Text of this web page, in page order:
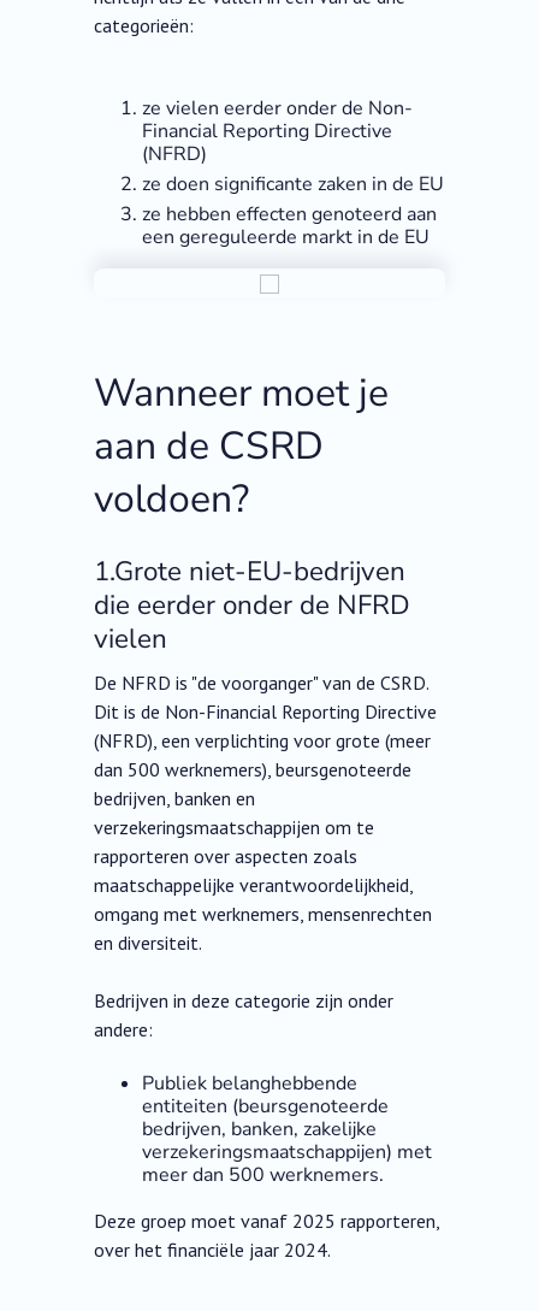
categorieën:
ze vielen eerder onder de Non-
Financial Reporting Directive
(NFRD)
ze doen significante zaken in de EU‍
ze hebben effecten genoteerd aan
een gereguleerde markt in de EU
Wanneer moet je
aan de CSRD
voldoen?
1.Grote niet-EU-bedrijven
die eerder onder de NFRD
vielen
De NFRD is "de voorganger" van de CSRD.
Dit is de Non-Financial Reporting Directive
(NFRD), een verplichting voor grote (meer
dan 500 werknemers), beursgenoteerde
bedrijven, banken en
verzekeringsmaatschappijen om te
rapporteren over aspecten zoals
maatschappelijke verantwoordelijkheid,
omgang met werknemers, mensenrechten
en diversiteit.
Bedrijven in deze categorie zijn onder
andere:
Publiek belanghebbende
entiteiten (beursgenoteerde
bedrijven, banken, zakelijke
verzekeringsmaatschappijen) met
meer dan 500 werknemers.
Deze groep moet vanaf 2025 rapporteren,
over het financiële jaar 2024.